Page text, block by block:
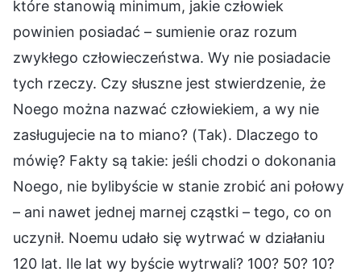
które stanowią minimum, jakie człowiek
powinien posiadać – sumienie oraz rozum
zwykłego człowieczeństwa. Wy nie posiadacie
tych rzeczy. Czy słuszne jest stwierdzenie, że
Noego można nazwać człowiekiem, a wy nie
zasługujecie na to miano? (Tak). Dlaczego to
mówię? Fakty są takie: jeśli chodzi o dokonania
Noego, nie bylibyście w stanie zrobić ani połowy
– ani nawet jednej marnej cząstki – tego, co on
uczynił. Noemu udało się wytrwać w działaniu
120 lat. Ile lat wy byście wytrwali? 100? 50? 10?